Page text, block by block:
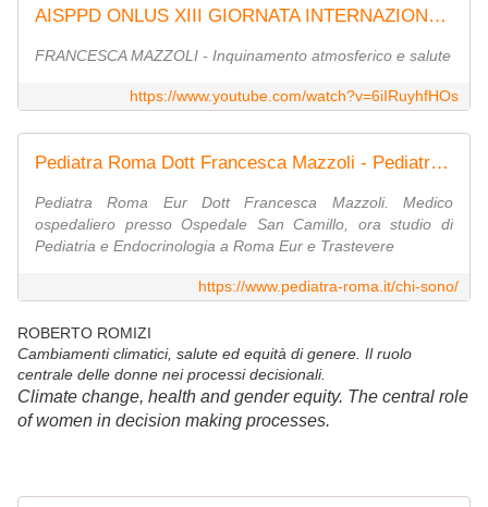
AISPPD ONLUS XIII GIORNATA INTERNAZIONALE 8 MARZO 2025
FRANCESCA MAZZOLI - Inquinamento atmosferico e salute
https://www.youtube.com/watch?v=6iIRuyhfHOs
Pediatra Roma Dott Francesca Mazzoli - Pediatra Roma Eur e Trastevere
Pediatra Roma Eur Dott Francesca Mazzoli. Medico
ospedaliero presso Ospedale San Camillo, ora studio di
Pediatria e Endocrinologia a Roma Eur e Trastevere
https://www.pediatra-roma.it/chi-sono/
ROBERTO ROMIZI
Cambiamenti climatici, salute ed equità di genere. Il ruolo
centrale delle donne nei processi decisionali.
Climate change, health and gender equity. The central role
of women in decision making processes.